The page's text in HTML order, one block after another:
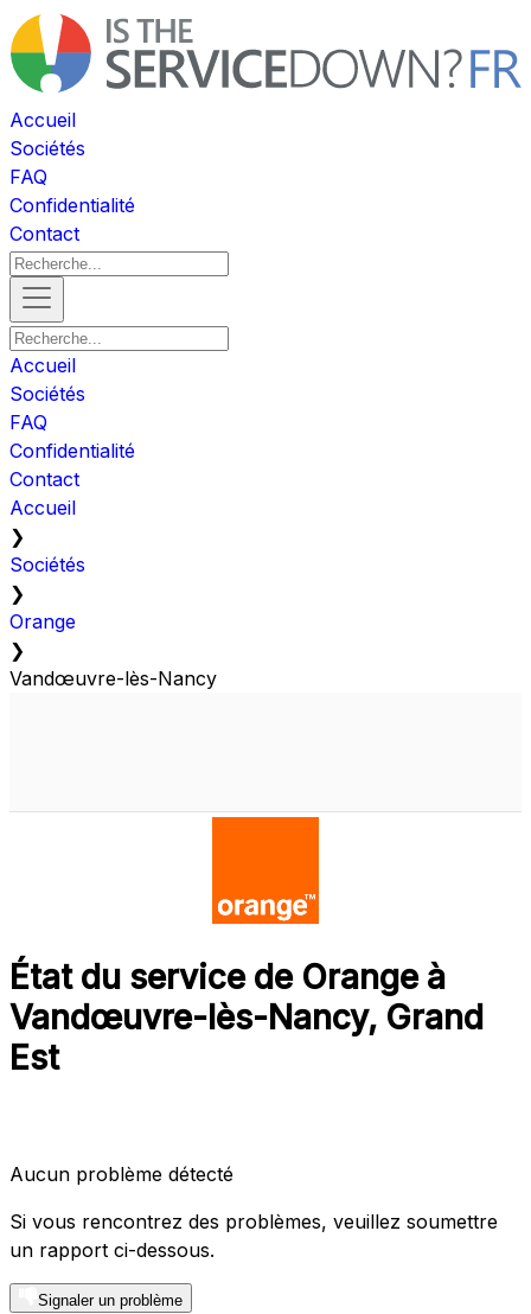
Accueil
Sociétés
FAQ
Confidentialité
Contact
Accueil
Sociétés
FAQ
Confidentialité
Contact
Accueil
❯
Sociétés
❯
Orange
❯
Vandœuvre-lès-Nancy
État du service de Orange à
Vandœuvre-lès-Nancy, Grand
Est
Aucun problème détecté
Si vous rencontrez des problèmes, veuillez soumettre
un rapport ci-dessous.
Signaler un problème